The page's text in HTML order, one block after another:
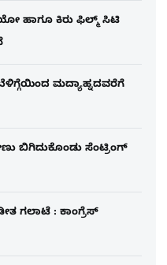
ಹಾಗೂ ಕಿರು ಫಿಲ್ಮ್ ಸಿಟಿ
ಮದ್ಯಾಹ್ನದವರೆಗೆ
ಬಿಗಿದುಕೊಂಡು ಸೆಂಟ್ರಿಂಗ್​
ಗಲಾಟೆ : ಕಾಂಗ್ರೆಸ್​